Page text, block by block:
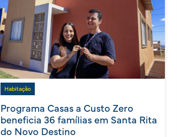
Habitação
Programa Casas a Custo Zero
beneficia 36 famílias em Santa Rita
do Novo Destino